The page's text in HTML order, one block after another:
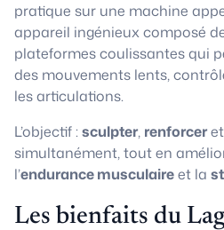
pratique sur une machine
appareil ingénieux composé
plateformes coulissantes qui
des mouvements lents,
les articulations.
L’objectif :sculpter, renforceret
simultanément, tout en
l’endurance musculaireet la
Les bienfaits du